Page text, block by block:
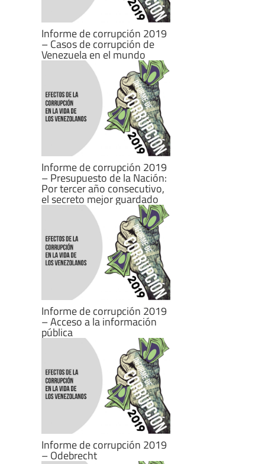
Informe de corrupción 2019
– Casos de corrupción de
Venezuela en el mundo
Informe de corrupción 2019
– Presupuesto de la Nación:
Por tercer año consecutivo,
el secreto mejor guardado
Informe de corrupción 2019
– Acceso a la información
pública
Informe de corrupción 2019
– Odebrecht